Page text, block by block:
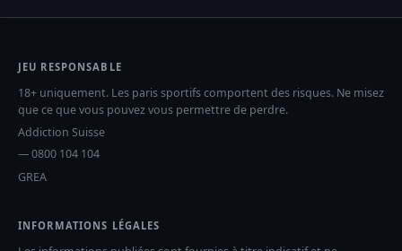
JEU RESPONSABLE
18+ uniquement. Les paris sportifs comportent des risques. Ne misez
que ce que vous pouvez vous permettre de perdre.
Addiction Suisse
— 0800 104 104
GREA
INFORMATIONS LÉGALES